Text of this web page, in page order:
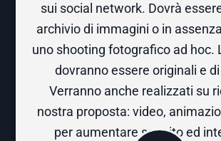
sui social network. Dovrà
archivio di immagini o in
uno shooting fotografico ad hoc.
dovranno essere originali e
Verranno anche realizzati su
nostra proposta: video,
per aumentare seguito ed